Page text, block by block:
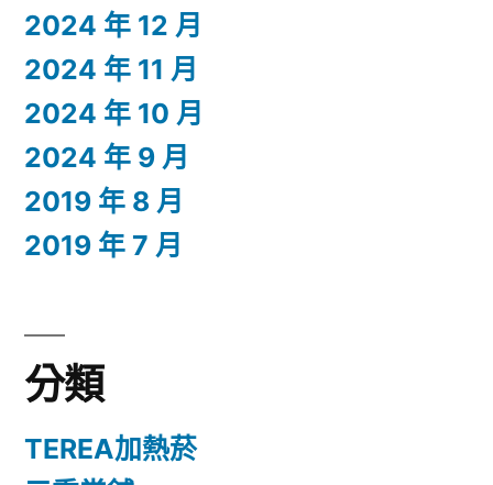
2024 年 12 月
2024 年 11 月
2024 年 10 月
2024 年 9 月
2019 年 8 月
2019 年 7 月
分類
TEREA加熱菸